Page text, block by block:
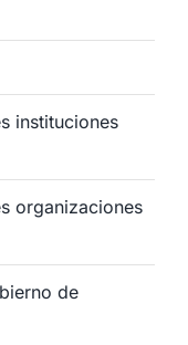
instituciones
organizaciones
de